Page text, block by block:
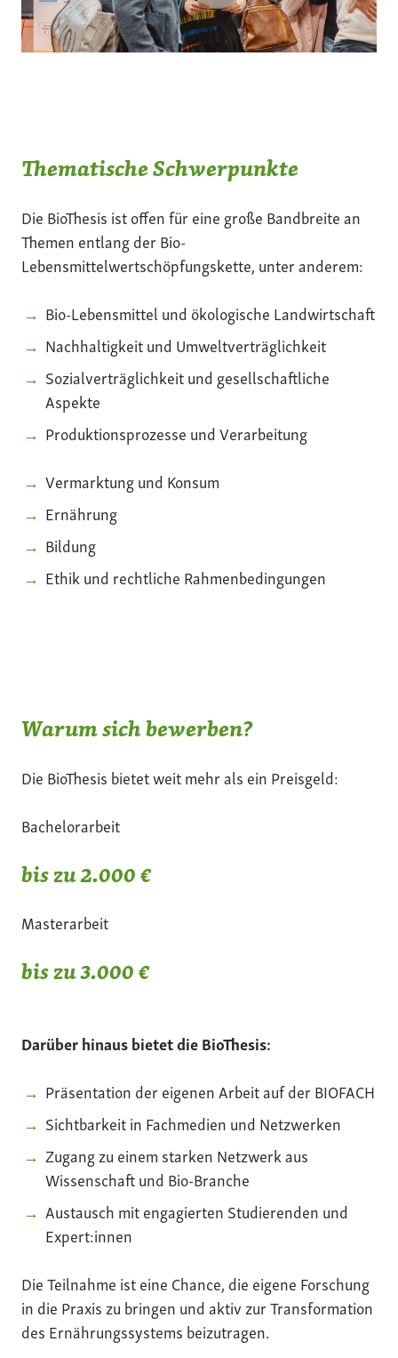
Thematische Schwerpunkte
Die BioThesis ist offen für eine große Bandbreite an
Themen entlang der Bio-
Lebensmittelwertschöpfungskette, unter anderem:
Bio-Lebensmittel und ökologische Landwirtschaft
Nachhaltigkeit und Umweltverträglichkeit
Sozialverträglichkeit und gesellschaftliche
Aspekte
Produktionsprozesse und Verarbeitung
Vermarktung und Konsum
Ernährung
Bildung
Ethik und rechtliche Rahmenbedingungen
Warum sich bewerben?
Die BioThesis bietet weit mehr als ein Preisgeld:
Bachelorarbeit
bis zu 2.000 €
Masterarbeit
bis zu 3.000 €
Darüber hinaus bietet die BioThesis:
Präsentation der eigenen Arbeit auf der BIOFACH
Sichtbarkeit in Fachmedien und Netzwerken
Zugang zu einem starken Netzwerk aus
Wissenschaft und Bio-Branche
Austausch mit engagierten Studierenden und
Expert:innen
Die Teilnahme ist eine Chance, die eigene Forschung
in die Praxis zu bringen und aktiv zur Transformation
des Ernährungssystems beizutragen.